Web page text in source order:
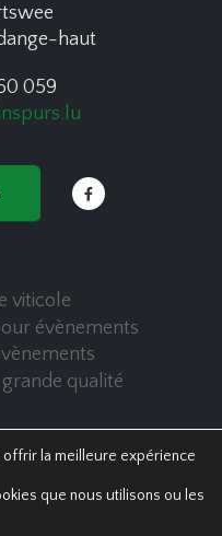
haut
059
viticole
évènements
qualité
Purs - All Rights Reserved
policy
la meilleure expérience
que nous utilisons ou les